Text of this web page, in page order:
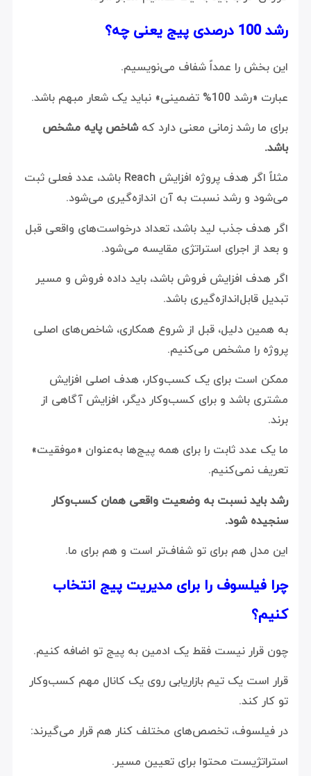
رشد 100 درصدی پیج یعنی چه؟
این بخش را عمداً شفاف می‌نویسیم.
عبارت «رشد 100% تضمینی» نباید یک شعار مبهم باشد.
برای ما رشد زمانی معنی دارد کهشاخص پایه مشخص
باشد.
مثلاً اگر هدف پروژه افزایش Reach باشد، عدد فعلی ثبت
می‌شود و رشد نسبت به آن اندازه‌گیری می‌شود.
اگر هدف جذب لید باشد، تعداد درخواست‌های واقعی قبل
و بعد از اجرای استراتژی مقایسه می‌شود.
اگر هدف افزایش فروش باشد، باید داده فروش و مسیر
تبدیل قابل‌اندازه‌گیری باشد.
به همین دلیل، قبل از شروع همکاری، شاخص‌های اصلی
پروژه را مشخص می‌کنیم.
ممکن است برای یک کسب‌وکار، هدف اصلی افزایش
مشتری باشد و برای کسب‌وکار دیگر، افزایش آگاهی از
برند.
ما یک عدد ثابت را برای همه پیج‌ها به‌عنوان «موفقیت»
تعریف نمی‌کنیم.
رشد باید نسبت به وضعیت واقعی همان کسب‌وکار
سنجیده شود.
این مدل هم برای تو شفاف‌تر است و هم برای ما.
چرا فیلسوف را برای مدیریت پیج انتخاب
کنیم؟
چون قرار نیست فقط یک ادمین به پیج تو اضافه کنیم.
قرار است یک تیم بازاریابی روی یک کانال مهم کسب‌وکار
تو کار کند.
در فیلسوف، تخصص‌های مختلف کنار هم قرار می‌گیرند:
استراتژیست محتوا برای تعیین مسیر.